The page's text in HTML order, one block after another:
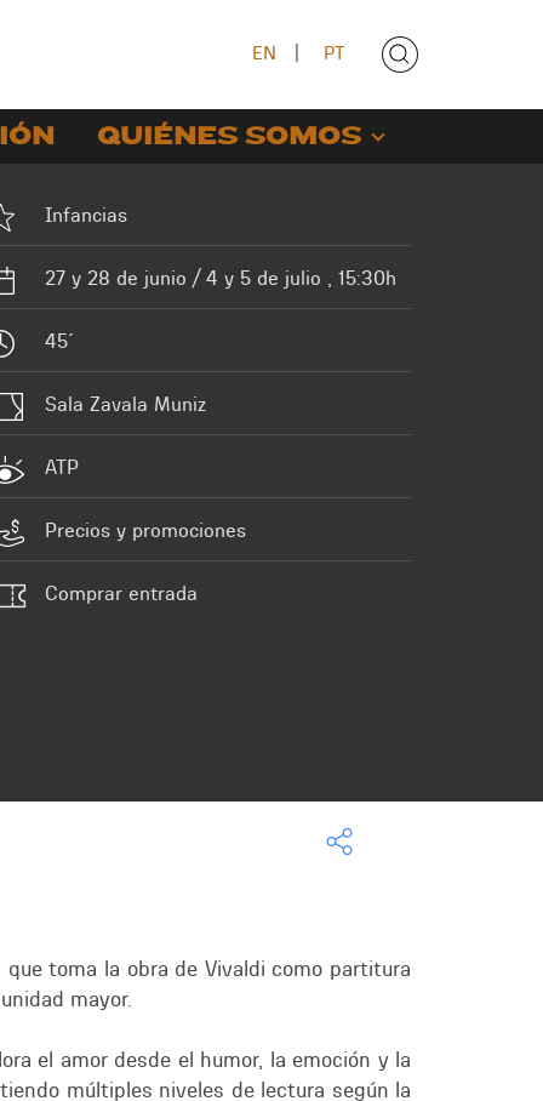
EN PT
QUIÉNES SOMOS
Infancias
27 y 28 de junio / 4 y 5 de julio , 15:30h
45´
Sala Zavala Muniz
ATP
Precios y promociones
Comprar entrada
toma la obra de Vivaldi como partitura
mayor.
el amor desde el humor, la emoción y la
múltiples niveles de lectura según la